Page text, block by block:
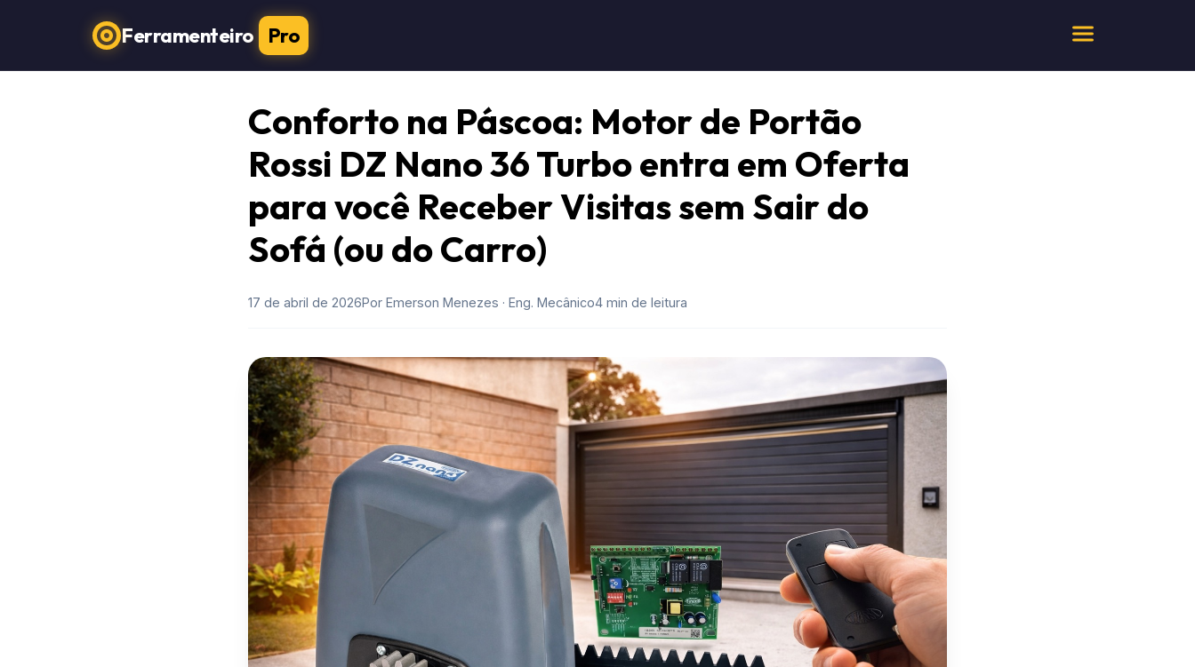
Ferramenteiro Pro
Conforto na Páscoa: Motor de Portão
Rossi DZ Nano 36 Turbo entra em Oferta
para você Receber Visitas sem Sair do
Sofá (ou do Carro)
17 de abril de 2026Por Emerson Menezes · Eng. Mecânico4 min de leitura